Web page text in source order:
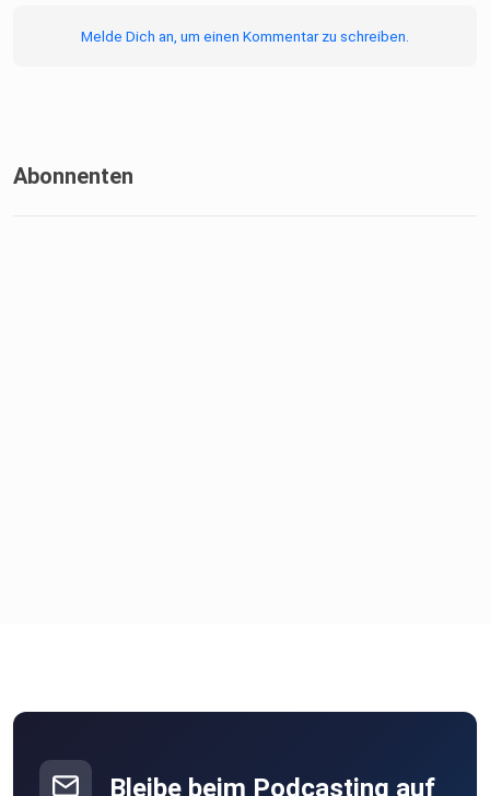
Melde Dich an, um einen Kommentar zu schreiben.
Abonnenten
Bleibe beim Podcasting auf